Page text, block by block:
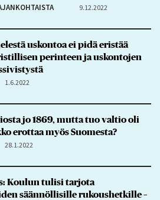
9.12.2022
uskontoa ei pidä eristää
perinteen ja uskontojen
1.6.2022
jo 1869, mutta tuo valtio oli
erottaa myös Suomesta?
28.1.2022
Koulun tulisi tarjota
säännöllisille rukoushetkille –